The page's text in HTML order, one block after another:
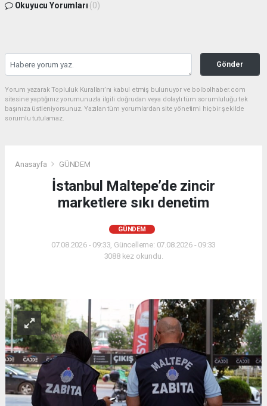
Okuyucu Yorumları (0)
Gönder
Yorum yazarak Topluluk Kuralları’nı kabul etmiş bulunuyor ve bolbolhaber.com
sitesine yaptığınız yorumunuzla ilgili doğrudan veya dolaylı tüm sorumluluğu tek
başınıza üstleniyorsunuz. Yazılan tüm yorumlardan site yönetimi hiçbir şekilde
sorumlu tutulamaz.
Anasayfa GÜNDEM
İstanbul Maltepe’de zincir
marketlere sıkı denetim
GÜNDEM
07.08.2026 - 09:33, Güncelleme: 07.08.2026 - 09:33
3088 kez okundu.